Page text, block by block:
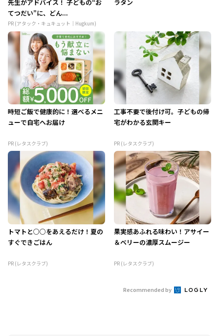
先生がアドバイス！ 子どもの“お
てつだい”に、どん...
PR (アタック・キュキュット｜Hugkum)
ラタン
時短ご飯で健康的に！選べるメニ
ューで自宅へお届け
PR (レタスクラブ)
工事不要で後付け可。子どもの帰
宅がわかる玄関キー
PR (レタスクラブ)
トマトと○○をあえるだけ！夏の
すぐできごはん
PR (レタスクラブ)
果実感あふれる味わい！アサイー
＆ベリーの濃厚スムージー
PR (レタスクラブ)
Recommended by